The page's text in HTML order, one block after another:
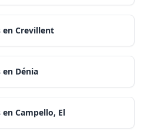
en Crevillent
en Dénia
Campello, El